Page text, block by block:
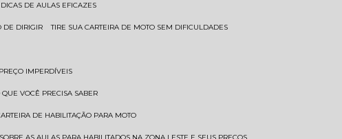
DE AULAS EFICAZES
DE DIRIGIR TIRE SUA CARTEIRA DE MOTO SEM DIFICULDADES
IMPERDÍVEIS
QUE VOCÊ PRECISA SABER
DE HABILITAÇÃO PARA MOTO